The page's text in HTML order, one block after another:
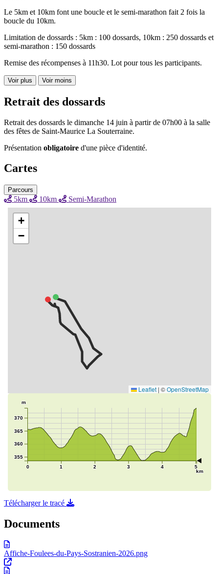
Le 5km et 10km font une boucle et le semi-marathon fait 2 fois la
boucle du 10km.
Limitation de dossards : 5km : 100 dossards, 10km : 250 dossards et
semi-marathon : 150 dossards
Remise des récompenses à 11h30. Lot pour tous les participants.
Voir plus Voir moins
Retrait des dossards
Retrait des dossards le dimanche 14 juin à partir de 07h00 à la salle
des fêtes de Saint-Maurice La Souterraine.
Présentation obligatoire d'une pièce d'identité.
Cartes
Parcours
5km 10km Semi-Marathon
Télécharger le tracé
Documents
Affiche-Foulees-du-Pays-Sostranien-2026.png